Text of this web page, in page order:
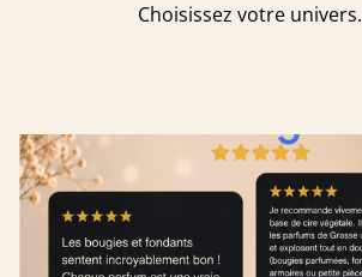
Choisissez votre univers.